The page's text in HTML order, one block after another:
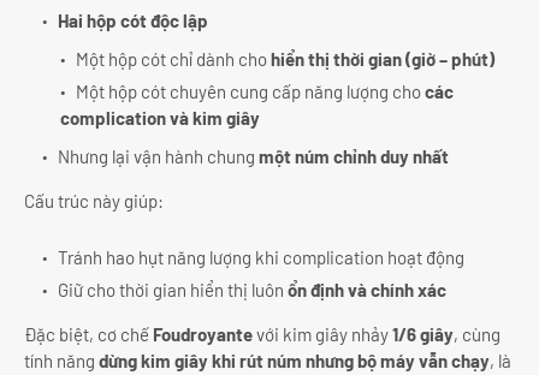
Hai hộp cót độc lập
Một hộp cót chỉ dành chohiển thị thời gian (giờ – phút)
Một hộp cót chuyên cung cấp năng lượng chocác
complication và kim giây
Nhưng lại vận hành chung một núm chỉnh duy nhất
Cấu trúc này giúp:
Tránh hao hụt năng lượng khi complication hoạt động
Giữ cho thời gian hiển thị luôn ổn định và chính xác
Đặc biệt, cơ chế Foudroyantevới kim giây nhảy1/6 giây, cùng
tính năng dừng kim giây khi rút núm nhưng bộ máy vẫn chạy, là